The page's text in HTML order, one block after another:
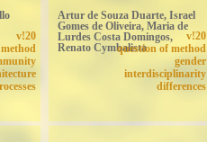
v!20
Artur de Souza Duarte, Israel
Gomes de Oliveira, Maria de
Lurdes Costa Domingos,
Renato Cymbalista
v!20
question of method
gender
interdisciplinarity
differences